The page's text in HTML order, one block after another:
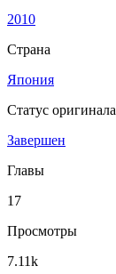
2010
Страна
Япония
Статус оригинала
Завершен
Главы
17
Просмотры
7.11k